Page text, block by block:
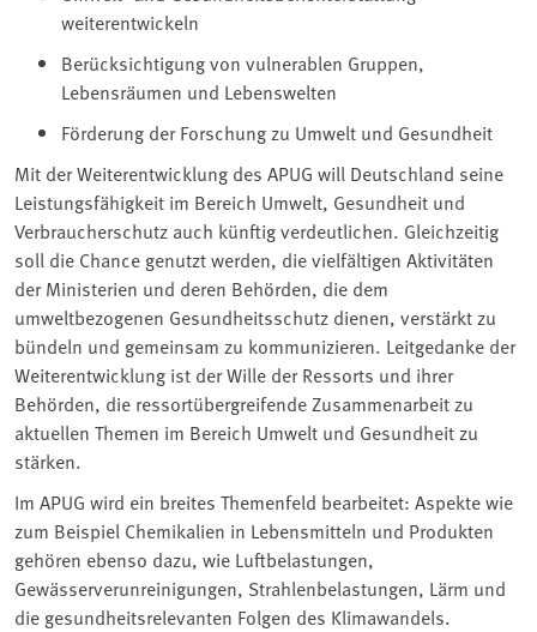
weiterentwickeln
Berücksichtigung von vulnerablen Gruppen,
Lebensräumen und Lebenswelten
Förderung der Forschung zu Umwelt und Gesundheit
Mit der Weiterentwicklung des APUG will Deutschland seine
Leistungsfähigkeit im Bereich Umwelt, Gesundheit und
Verbraucherschutz auch künftig verdeutlichen. Gleichzeitig
soll die Chance genutzt werden, die vielfältigen Aktivitäten
der Ministerien und deren Behörden, die dem
umweltbezogenen Gesundheitsschutz dienen, verstärkt zu
bündeln und gemeinsam zu kommunizieren. Leitgedanke der
Weiterentwicklung ist der Wille der Ressorts und ihrer
Behörden, die ressortübergreifende Zusammenarbeit zu
aktuellen Themen im Bereich Umwelt und Gesundheit zu
stärken.
Im APUG wird ein breites Themenfeld bearbeitet: Aspekte wie
zum Beispiel Chemikalien in Lebensmitteln und Produkten
gehören ebenso dazu, wie Luftbelastungen,
Gewässerverunreinigungen, Strahlenbelastungen, Lärm und
die gesundheitsrelevanten Folgen des Klimawandels.